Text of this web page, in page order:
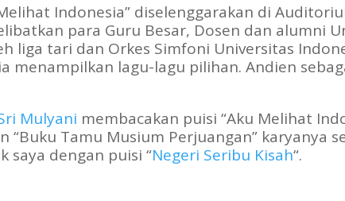
Indonesia” diselenggarakan di
para Guru Besar, Dosen dan alumni
liga tari dan Orkes Simfoni Universitas
menampilkan lagu-lagu pilihan. Andien
Mulyani membacakan puisi “Aku Melihat
“Buku Tamu Musium Perjuangan” karyanya
saya dengan puisi “Negeri Seribu Kisah“.